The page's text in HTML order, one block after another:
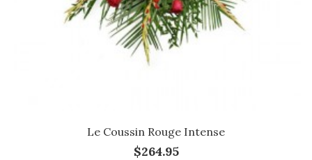
Le Coussin Rouge Intense
$264.95